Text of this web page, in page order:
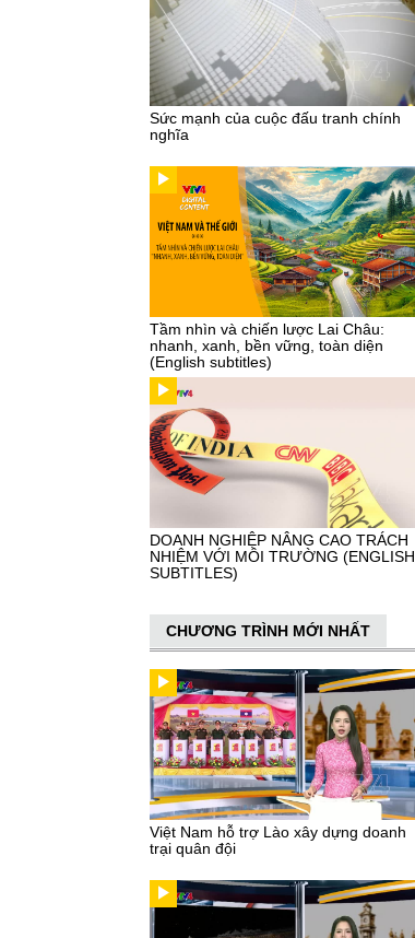
Sức mạnh của cuộc đấu tranh chính
nghĩa
Tầm nhìn và chiến lược Lai Châu:
nhanh, xanh, bền vững, toàn diện
(English subtitles)
DOANH NGHIỆP NÂNG CAO TRÁCH
NHIỆM VỚI MÔI TRƯỜNG (ENGLISH
SUBTITLES)
CHƯƠNG TRÌNH MỚI NHẤT
Việt Nam hỗ trợ Lào xây dựng doanh
trại quân đội